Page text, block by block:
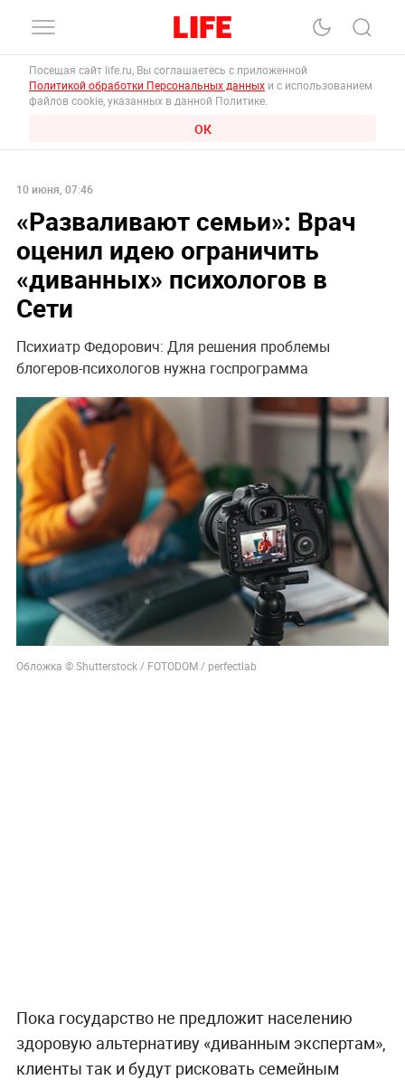
Посещая сайт life.ru, Вы соглашаетесь с приложенной
Политикой обработки Персональных данных и с использованием
файлов cookie, указанных в данной Политике.
ОК
10 июня, 07:46
«Разваливают семьи»: Врач
оценил идею ограничить
«диванных» психологов в
Сети
Психиатр Федорович: Для решения проблемы
блогеров-психологов нужна госпрограмма
Обложка © Shutterstock / FOTODOM / perfectlab
Пока государство не предложит населению
здоровую альтернативу «диванным экспертам»,
клиенты так и будут рисковать семейным